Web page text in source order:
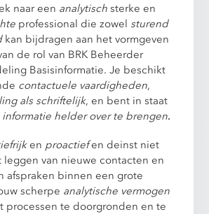
naar een analytisch sterke en
professional die zowel sturend
kan bijdragen aan het vormgeven
de rol van BRK Beheerder
Basisinformatie. Je beschikt
contactuele vaardigheden,
als schriftelijk, en bent in staat
helder over te brengen.
en proactief en deinst niet
leggen van nieuwe contacten en
afspraken binnen een grote
scherpe analytische vermogen
processen te doorgronden en te